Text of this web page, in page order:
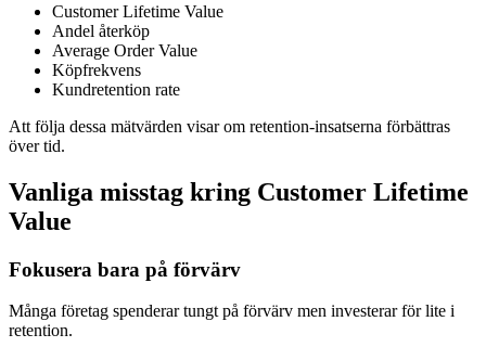
Customer Lifetime Value
Andel återköp
Average Order Value
Köpfrekvens
Kundretention rate
Att följa dessa mätvärden visar om retention-insatserna förbättras
över tid.
Vanliga misstag kring Customer Lifetime
Value
Fokusera bara på förvärv
Många företag spenderar tungt på förvärv men investerar för lite i
retention.